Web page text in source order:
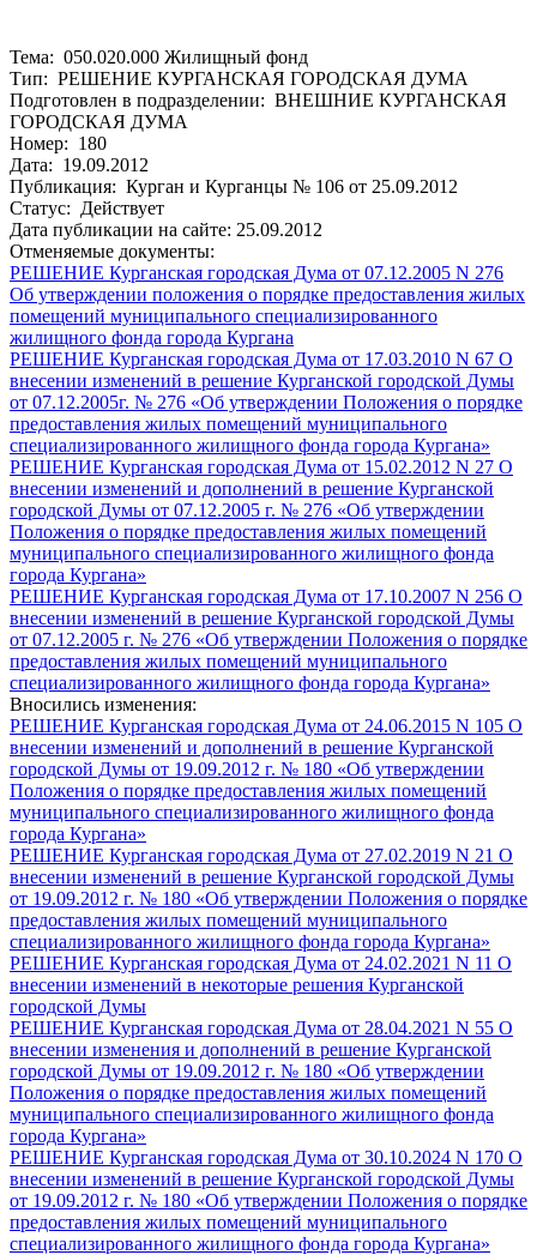
Тема: 050.020.000 Жилищный фонд
Тип: РЕШЕНИЕ КУРГАНСКАЯ ГОРОДСКАЯ ДУМА
Подготовлен в подразделении: ВНЕШНИЕ КУРГАНСКАЯ
ГОРОДСКАЯ ДУМА
Номер: 180
Дата: 19.09.2012
Публикация: Курган и Курганцы № 106 от 25.09.2012
Статус: Действует
Дата публикации на сайте: 25.09.2012
Отменяемые документы:
РЕШЕНИЕ Курганская городская Дума от 07.12.2005 N 276
Об утверждении положения о порядке предоставления жилых
помещений муниципального специализированного
жилищного фонда города Кургана
РЕШЕНИЕ Курганская городская Дума от 17.03.2010 N 67 О
внесении изменений в решение Курганской городской Думы
от 07.12.2005г. № 276 «Об утверждении Положения о порядке
предоставления жилых помещений муниципального
специализированного жилищного фонда города Кургана»
РЕШЕНИЕ Курганская городская Дума от 15.02.2012 N 27 О
внесении изменений и дополнений в решение Курганской
городской Думы от 07.12.2005 г. № 276 «Об утверждении
Положения о порядке предоставления жилых помещений
муниципального специализированного жилищного фонда
города Кургана»
РЕШЕНИЕ Курганская городская Дума от 17.10.2007 N 256 О
внесении изменений в решение Курганской городской Думы
от 07.12.2005 г. № 276 «Об утверждении Положения о порядке
предоставления жилых помещений муниципального
специализированного жилищного фонда города Кургана»
Вносились изменения:
РЕШЕНИЕ Курганская городская Дума от 24.06.2015 N 105 О
внесении изменений и дополнений в решение Курганской
городской Думы от 19.09.2012 г. № 180 «Об утверждении
Положения о порядке предоставления жилых помещений
муниципального специализированного жилищного фонда
города Кургана»
РЕШЕНИЕ Курганская городская Дума от 27.02.2019 N 21 О
внесении изменений в решение Курганской городской Думы
от 19.09.2012 г. № 180 «Об утверждении Положения о порядке
предоставления жилых помещений муниципального
специализированного жилищного фонда города Кургана»
РЕШЕНИЕ Курганская городская Дума от 24.02.2021 N 11 О
внесении изменений в некоторые решения Курганской
городской Думы
РЕШЕНИЕ Курганская городская Дума от 28.04.2021 N 55 О
внесении изменения и дополнений в решение Курганской
городской Думы от 19.09.2012 г. № 180 «Об утверждении
Положения о порядке предоставления жилых помещений
муниципального специализированного жилищного фонда
города Кургана»
РЕШЕНИЕ Курганская городская Дума от 30.10.2024 N 170 О
внесении изменений в решение Курганской городской Думы
от 19.09.2012 г. № 180 «Об утверждении Положения о порядке
предоставления жилых помещений муниципального
специализированного жилищного фонда города Кургана»